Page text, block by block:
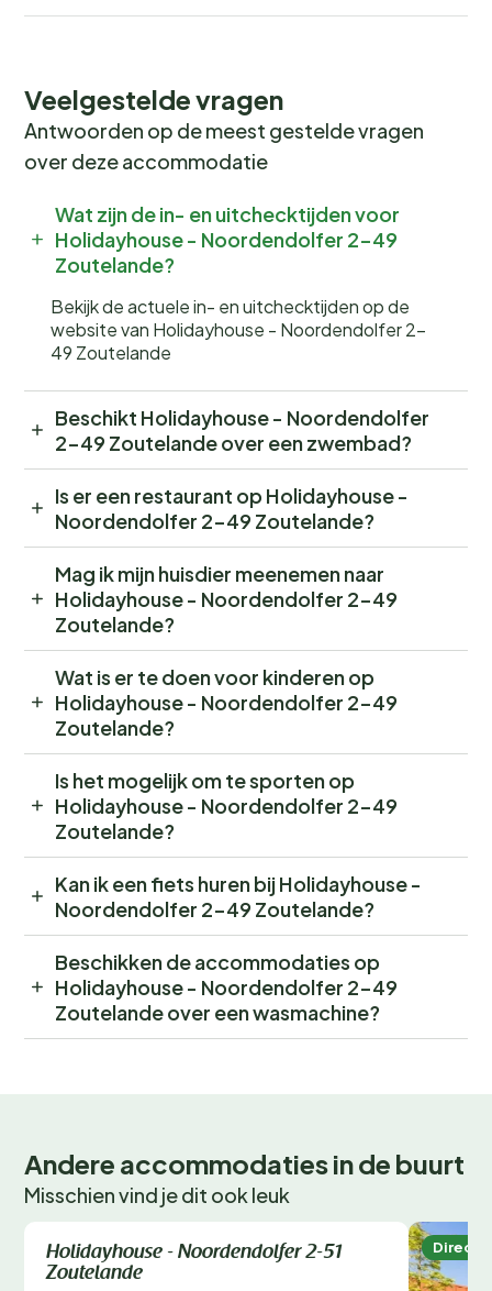
Veelgestelde vragen
Antwoorden op de meest gestelde vragen
over deze accommodatie
Wat zijn de in- en uitchecktijden voor
Holidayhouse - Noordendolfer 2-49
Zoutelande?
Bekijk de actuele in- en uitchecktijden op de
website van Holidayhouse - Noordendolfer 2-
49 Zoutelande
Beschikt Holidayhouse - Noordendolfer
2-49 Zoutelande over een zwembad?
Is er een restaurant op Holidayhouse -
Noordendolfer 2-49 Zoutelande?
Mag ik mijn huisdier meenemen naar
Holidayhouse - Noordendolfer 2-49
Zoutelande?
Wat is er te doen voor kinderen op
Holidayhouse - Noordendolfer 2-49
Zoutelande?
Is het mogelijk om te sporten op
Holidayhouse - Noordendolfer 2-49
Zoutelande?
Kan ik een fiets huren bij Holidayhouse -
Noordendolfer 2-49 Zoutelande?
Beschikken de accommodaties op
Holidayhouse - Noordendolfer 2-49
Zoutelande over een wasmachine?
Andere accommodaties in de buurt
Misschien vind je dit ook leuk
Direct te boeken
Holidayhouse - Noordendolfer 2-51
Zoutelande
Direct